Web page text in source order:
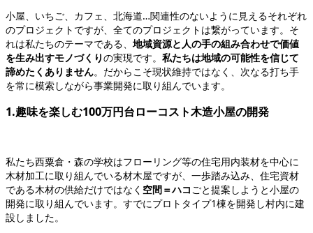
小屋、いちご、カフェ、北海道…関連性のないように見えるそれぞれ
のプロジェクトですが、全てのプロジェクトは繋がっています。そ
れは私たちのテーマである、 地域資源と人の手の組み合わせで価値
を生み出すモノづくりの実現です。 私たちは地域の可能性を信じて
諦めたくありません。だからこそ現状維持ではなく、次なる打ち手
を常に模索しながら事業開発に取り組んでいます。
1.趣味を楽しむ100万円台ローコスト木造小屋の開発
私たち西粟倉・森の学校はフローリング等の住宅用内装材を中心に
木材加工に取り組んでいる材木屋ですが、一歩踏み込み、住宅資材
である木材の供給だけではなく 空間＝ハコ ごと提案しようと小屋の
開発に取り組んでいます。すでにプロトタイプ1棟を開発し村内に建
設しました。